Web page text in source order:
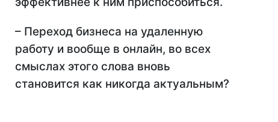
– Переход бизнеса на удаленную
работу и вообще в онлайн, во всех
смыслах этого слова вновь
становится как никогда актуальным?